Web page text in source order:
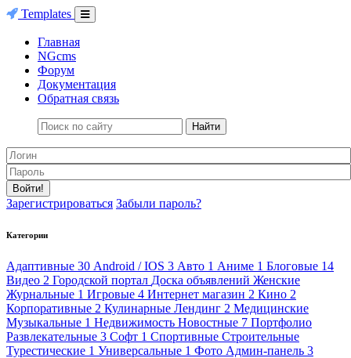
Templates
Главная
NGcms
Форум
Документация
Обратная связь
Найти
Войти!
Зарегистрироваться Забыли пароль?
Категории
Адаптивные 30 Android / IOS 3 Авто 1 Аниме 1 Блоговые 14
Видео 2 Городской портал Доска объявлений Женские
Журнальные 1 Игровые 4 Интернет магазин 2 Кино 2
Корпоративные 2 Кулинарные Лендинг 2 Медицинские
Музыкальные 1 Недвижимость Новостные 7 Портфолио
Развлекательные 3 Софт 1 Спортивные Строительные
Турестические 1 Универсальные 1 Фото Админ-панель 3